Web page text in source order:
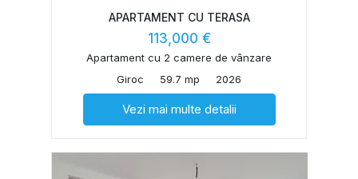
APARTAMENT CU TERASA
113,000 €
Apartament cu 2 camere de vânzare
Giroc
59.7 mp 2026
Vezi mai multe detalii